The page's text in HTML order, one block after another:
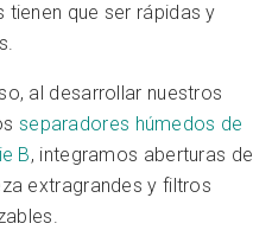
tienen que ser rápidas y
al desarrollar nuestros
separadores húmedos de
B, integramos aberturas de
extragrandes y filtros